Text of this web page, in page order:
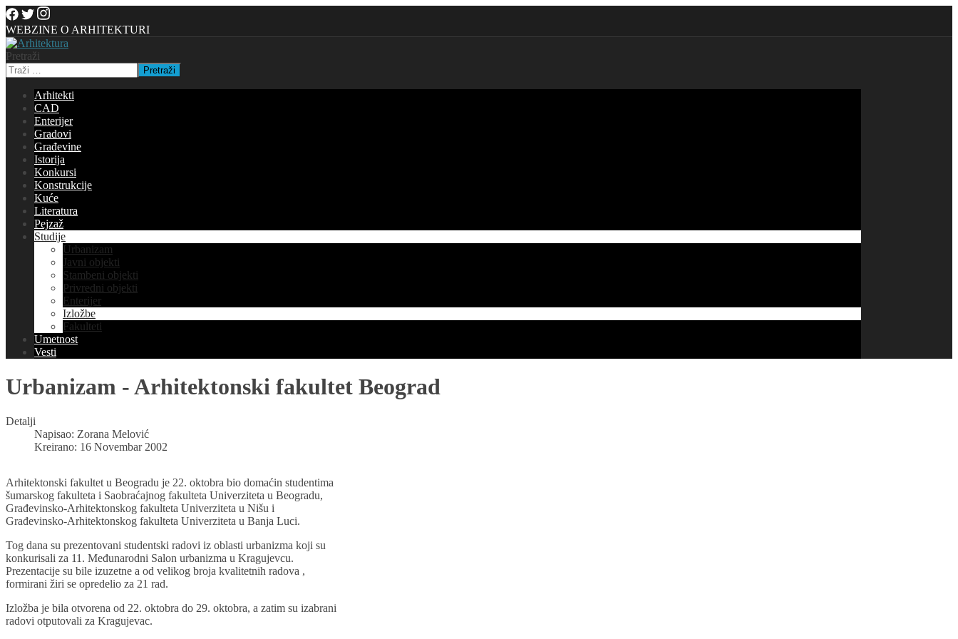
WEBZINE O ARHITEKTURI
Pretraži
Pretraži
Arhitekti
CAD
Enterijer
Gradovi
Građevine
Istorija
Konkursi
Konstrukcije
Kuće
Literatura
Pejzaž
Studije
Urbanizam
Javni objekti
Stambeni objekti
Privredni objekti
Enterijer
Izložbe
Fakulteti
Umetnost
Vesti
Urbanizam - Arhitektonski fakultet Beograd
Detalji
Napisao: Zorana Melović
Kreirano: 16 Novembar 2002
Arhitektonski fakultet u Beogradu je 22. oktobra bio domaćin studentima
šumarskog fakulteta i Saobraćajnog fakulteta Univerziteta u Beogradu,
Građevinsko-Arhitektonskog fakulteta Univerziteta u Nišu i
Građevinsko-Arhitektonskog fakulteta Univerziteta u Banja Luci.
Tog dana su prezentovani studentski radovi iz oblasti urbanizma koji su
konkurisali za 11. Međunarodni Salon urbanizma u Kragujevcu.
Prezentacije su bile izuzetne a od velikog broja kvalitetnih radova ,
formirani žiri se opredelio za 21 rad.
Izložba je bila otvorena od 22. oktobra do 29. oktobra, a zatim su izabrani
radovi otputovali za Kragujevac.